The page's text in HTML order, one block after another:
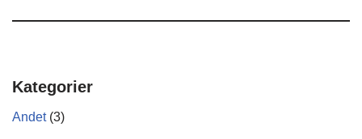
Kategorier
Andet(3)